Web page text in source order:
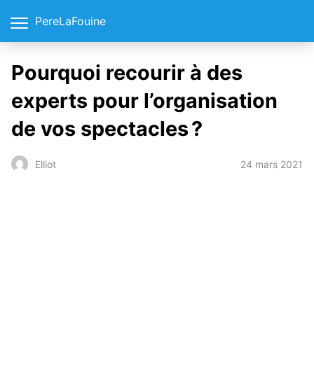
PereLaFouine
Pourquoi recourir à des
experts pour l’organisation
de vos spectacles ?
Elliot 24 mars 2021